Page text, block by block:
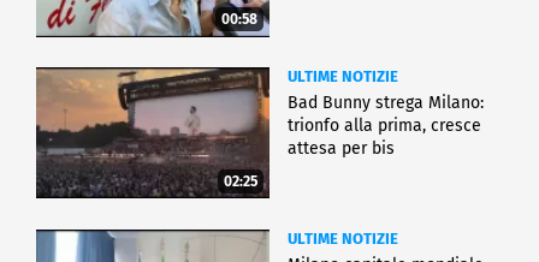
00:58
02:25
ULTIME NOTIZIE
Bad Bunny strega Milano:
trionfo alla prima, cresce
attesa per bis
ULTIME NOTIZIE